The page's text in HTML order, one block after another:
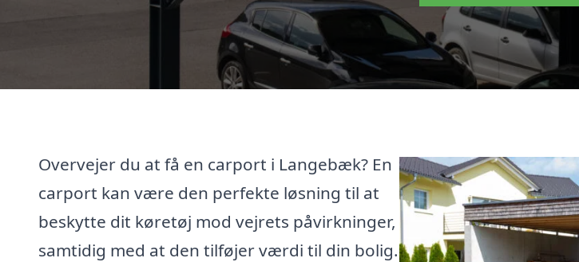
Overvejer du at få en carport i Langebæk? En
carport kan være den perfekte løsning til at
beskytte dit køretøj mod vejrets påvirkninger,
samtidig med at den tilføjer værdi til din bolig.